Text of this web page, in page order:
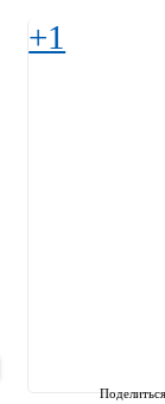
+1